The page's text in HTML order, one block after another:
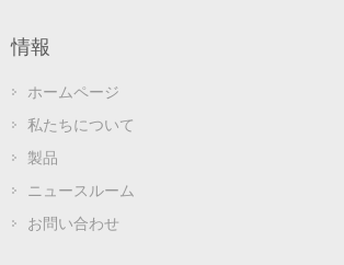
情報
ホームページ
私たちについて
製品
ニュースルーム
お問い合わせ